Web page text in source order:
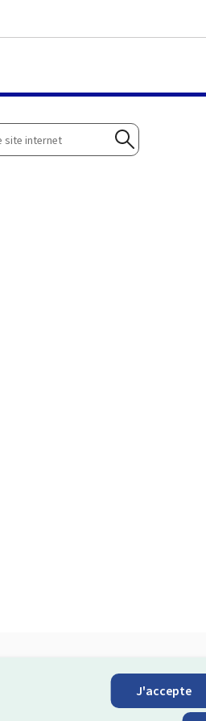
J'accepte
Rechercher